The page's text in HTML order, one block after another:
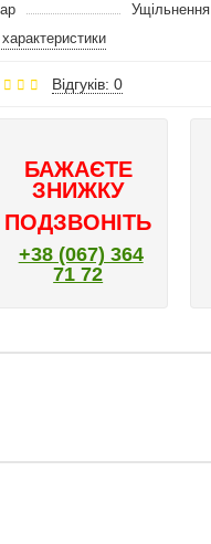
характеристики
Відгуків: 0
БАЖАЄТЕ
ЗНИЖКУ
ПОДЗВОНІТЬ
+38 (067) 364
71 72